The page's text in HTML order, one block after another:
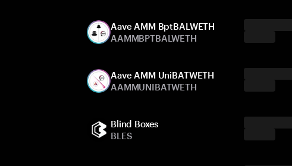
Aave AMM BptBALWETH
AAMMBPTBALWETH
Aave AMM UniBATWETH
AAMMUNIBATWETH
Blind Boxes
BLES